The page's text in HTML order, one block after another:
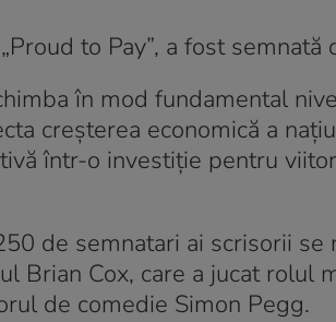
to Pay”, a fost
în mod fundamental
creșterea economică a
într-o investiție pentru
de semnatari ai scrisorii
Brian Cox, care a jucat rolul
de comedie Simon Pegg.